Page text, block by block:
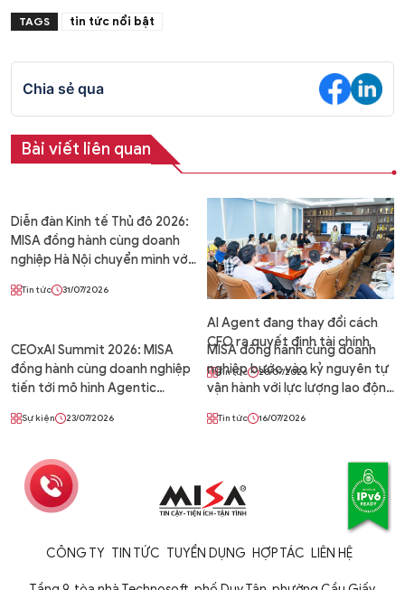
TAGS tin tức nổi bật
Chia sẻ qua
Bài viết liên quan
Diễn đàn Kinh tế Thủ đô 2026:
MISA đồng hành cùng doanh
nghiệp Hà Nội chuyển mình với
nghiệp tự vận hành
Tin tức 31/07/2026
AI Agent đang thay đổi cách
CFO ra quyết định tài chính
Tin tức 28/07/2026
CEOxAI Summit 2026: MISA
đồng hành cùng doanh nghiệp
tiến tới mô hình Agentic
vận hành 24/7 cùng AI Agent
Sự kiện 23/07/2026
MISA đồng hành cùng doanh
nghiệp bước vào kỷ nguyên tự
vận hành với lực lượng lao động
Tin tức 16/07/2026
CÔNG TY TIN TỨC TUYỂN DỤNG HỢP TÁC LIÊN HỆ